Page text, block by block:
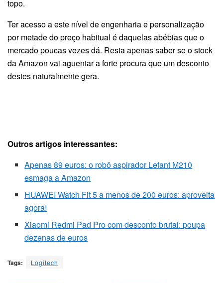
topo.
Ter acesso a este nível de engenharia e personalização
por metade do preço habitual é daquelas abébias que o
mercado poucas vezes dá. Resta apenas saber se o stock
da Amazon vai aguentar a forte procura que um desconto
destes naturalmente gera.
Outros artigos interessantes:
Apenas 89 euros: o robô aspirador Lefant M210
esmaga a Amazon
HUAWEI Watch Fit 5 a menos de 200 euros: aproveita
agora!
Xiaomi Redmi Pad Pro com desconto brutal: poupa
dezenas de euros
Tags: Logitech